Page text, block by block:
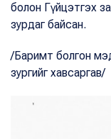
болон Гүйцэтгэх
зурдаг байсан.
/Баримт болгон
зургийг хавсаргав/